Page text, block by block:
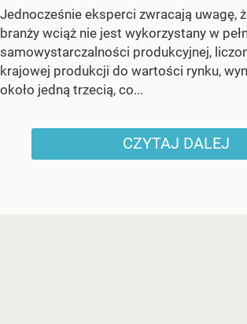
Jednocześnie eksperci zwracają uwagę,
branży wciąż nie jest wykorzystany w
samowystarczalności produkcyjnej,
krajowej produkcji do wartości rynku,
około jedną trzecią, co...
CZYTAJ DALEJ